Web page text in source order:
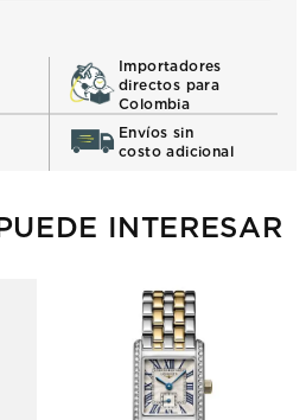
Importadores
directos para
Colombia
Envíos sin
costo adicional
INTERESAR